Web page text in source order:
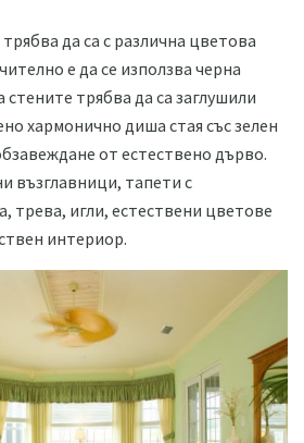
да са с различна цветова
е да се използва черна
трябва да са заглушили
хармонично диша стая със зелен
от естествено дърво.
възглавници, тапети с
трева, игли, естествени цветове
интериор.